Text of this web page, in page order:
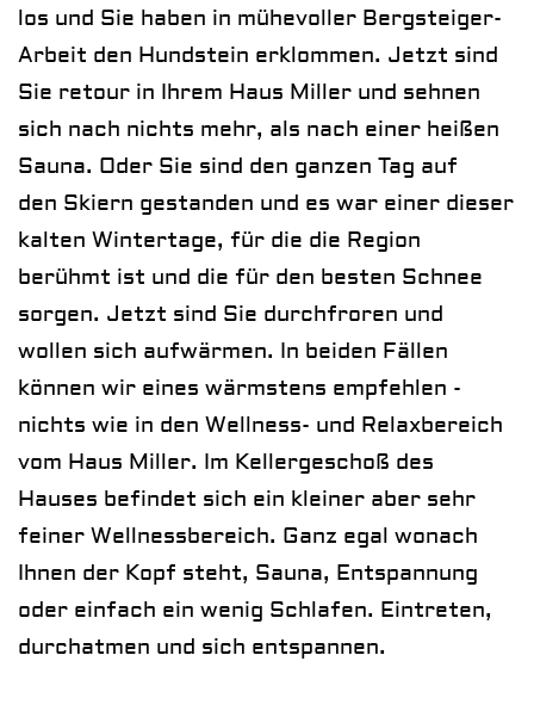
los und Sie haben in mühevoller Bergsteiger-
Arbeit den Hundstein erklommen. Jetzt sind
Sie retour in Ihrem Haus Miller und sehnen
sich nach nichts mehr, als nach einer heißen
Sauna. Oder Sie sind den ganzen Tag auf
den Skiern gestanden und es war einer dieser
kalten Wintertage, für die die Region
berühmt ist und die für den besten Schnee
sorgen. Jetzt sind Sie durchfroren und
wollen sich aufwärmen. In beiden Fällen
können wir eines wärmstens empfehlen -
nichts wie in den Wellness- und Relaxbereich
vom Haus Miller. Im Kellergeschoß des
Hauses befindet sich ein kleiner aber sehr
feiner Wellnessbereich. Ganz egal wonach
Ihnen der Kopf steht, Sauna, Entspannung
oder einfach ein wenig Schlafen. Eintreten,
durchatmen und sich entspannen.